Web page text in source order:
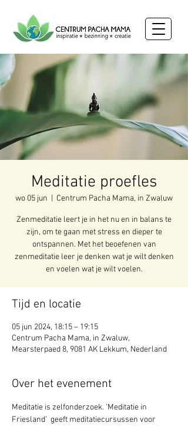
Meditatie proefles
wo 05 jun Centrum Pacha Mama, in Zwaluw
Zenmeditatie leert je in het nu en in balans te
zijn, om te gaan met stress en dieper te
ontspannen. Met het beoefenen van
zenmeditatie leer je denken wat je wilt denken
en voelen wat je wilt voelen.
Tijd en locatie
05 jun 2024, 18:15 – 19:15
Centrum Pacha Mama, in Zwaluw,
Mearsterpaed 8, 9081 AK Lekkum, Nederland
Over het evenement
Meditatie is zelfonderzoek. ‘Meditatie in
Friesland’  geeft meditatiecursussen voor